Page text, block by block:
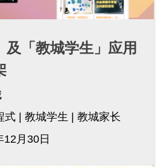
及「教城学生」应用
式 教城学生
教城家长
月30日